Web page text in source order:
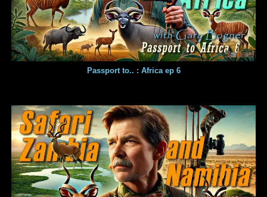
Passport to.. : Africa ep 6